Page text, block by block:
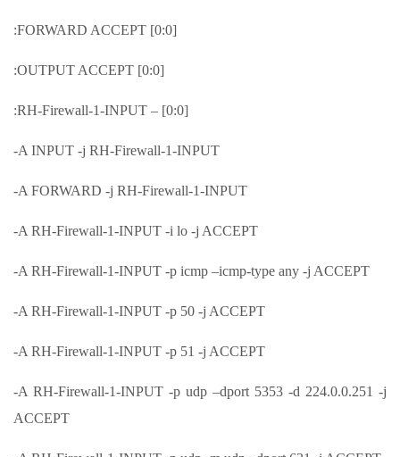
:FORWARD ACCEPT [0:0]
:OUTPUT ACCEPT [0:0]
:RH-Firewall-1-INPUT – [0:0]
-A INPUT -j RH-Firewall-1-INPUT
-A FORWARD -j RH-Firewall-1-INPUT
-A RH-Firewall-1-INPUT -i lo -j ACCEPT
-A RH-Firewall-1-INPUT -p icmp –icmp-type any -j ACCEPT
-A RH-Firewall-1-INPUT -p 50 -j ACCEPT
-A RH-Firewall-1-INPUT -p 51 -j ACCEPT
-A RH-Firewall-1-INPUT -p udp –dport 5353 -d 224.0.0.251 -j
ACCEPT